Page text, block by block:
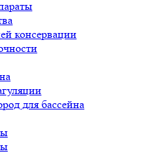
консервации
для бассейна